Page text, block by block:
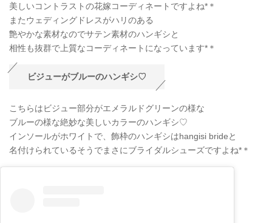
美しいコントラストの花嫁コーディネートですよね*＊
またウェディングドレスがハリのある
艶やかな素材なのでサテン素材のハンギシと
相性も抜群で上質なコーディネートになっています*＊
ビジューがブルーのハンギシ♡
こちらはビジュー部分がエメラルドグリーンの様な
ブルーの様な絶妙な美しいカラーのハンギシ♡
インソールがホワイトで、飾枠のハンギシはhangisi brideと
名付けられているそうでまさにブライダルシューズですよね*＊